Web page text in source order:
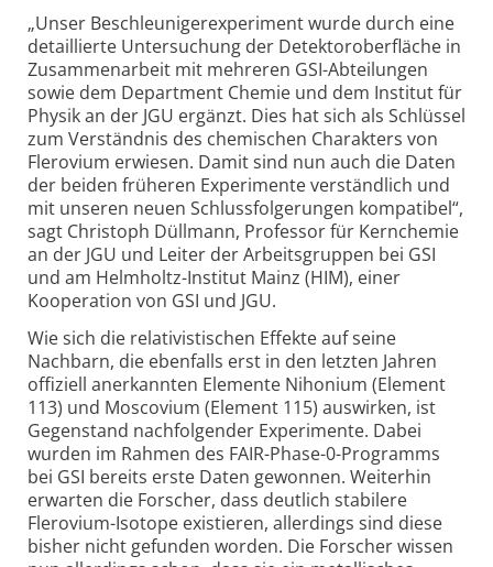
„Unser Beschleunigerexperiment wurde durch eine
detaillierte Untersuchung der Detektoroberfläche in
Zusammenarbeit mit mehreren GSI-Abteilungen
sowie dem Department Chemie und dem Institut für
Physik an der JGU ergänzt. Dies hat sich als Schlüssel
zum Verständnis des chemischen Charakters von
Flerovium erwiesen. Damit sind nun auch die Daten
der beiden früheren Experimente verständlich und
mit unseren neuen Schluss­folgerungen kompatibel“,
sagt Christoph Düllmann, Professor für Kernchemie
an der JGU und Leiter der Arbeitsgruppen bei GSI
und am Helmholtz-Institut Mainz (HIM), einer
Kooperation von GSI und JGU.
Wie sich die relativistischen Effekte auf seine
Nachbarn, die ebenfalls erst in den letzten Jahren
offiziell anerkannten Elemente Nihonium (Element
113) und Moscovium (Element 115) auswirken, ist
Gegenstand nachfolgender Experimente. Dabei
wurden im Rahmen des FAIR-Phase-0-Programms
bei GSI bereits erste Daten gewonnen. Weiterhin
erwarten die Forscher, dass deutlich stabilere
Flerovium-Isotope existieren, allerdings sind diese
bisher nicht gefunden worden. Die Forscher wissen